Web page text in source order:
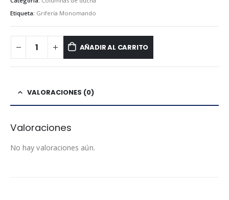
Etiqueta: Grifería Monomando
AÑADIR AL CARRITO
VALORACIONES (0)
Valoraciones
No hay valoraciones aún.